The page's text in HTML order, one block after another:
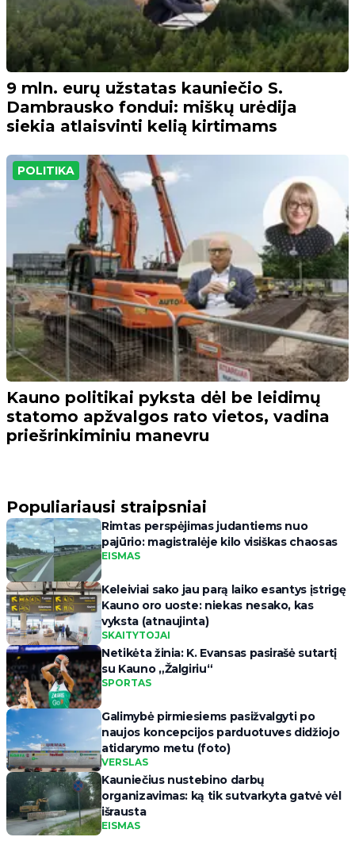
9 mln. eurų užstatas kauniečio S.
Dambrausko fondui: miškų urėdija
siekia atlaisvinti kelią kirtimams
POLITIKA
Kauno politikai pyksta dėl be leidimų
statomo apžvalgos rato vietos, vadina
priešrinkiminiu manevru
Populiariausi straipsniai
Rimtas perspėjimas judantiems nuo
pajūrio: magistralėje kilo visiškas chaosas
EISMAS
Keleiviai sako jau parą laiko esantys įstrigę
Kauno oro uoste: niekas nesako, kas
vyksta (atnaujinta)
SKAITYTOJAI
Netikėta žinia: K. Evansas pasirašė sutartį
su Kauno „Žalgiriu“
SPORTAS
Galimybė pirmiesiems pasižvalgyti po
naujos koncepcijos parduotuves didžiojo
atidarymo metu (foto)
VERSLAS
Kauniečius nustebino darbų
organizavimas: ką tik sutvarkyta gatvė vėl
išrausta
EISMAS